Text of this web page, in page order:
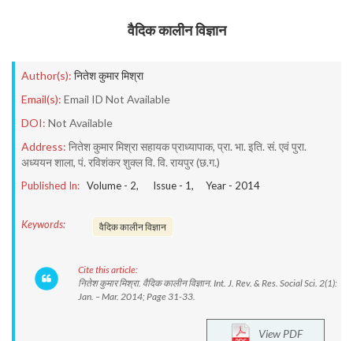
वैदिक कालीन विज्ञान
Author(s): नितेश कुमार मिश्रा
Email(s): Email ID Not Available
DOI: Not Available
Address: नितेश कुमार मिश्रा सहायक प्राध्यापाक, प्रा. भा. इति. सं. एवं पुरा.
अध्ययन शाला, पं. रविशंकर शुक्ल वि. वि. रायपुर (छ.ग.)
Published In: Volume - 2, Issue - 1, Year - 2014
Keywords: वैदिक कालीन विज्ञान
Cite this article:
नितेश कुमार मिश्रा. वैदिक कालीन विज्ञान. Int. J. Rev. & Res. Social Sci. 2(1):
Jan. – Mar. 2014; Page 31-33.
View PDF